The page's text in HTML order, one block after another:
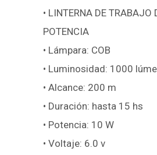
• LINTERNA DE TRABAJO
POTENCIA
• Lámpara: COB
• Luminosidad: 1000
• Alcance: 200 m
• Duración: hasta 15 hs
• Potencia: 10 W
• Voltaje: 6.0 v